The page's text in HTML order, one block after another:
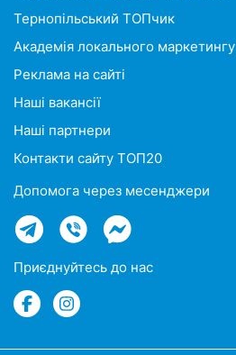
Тернопільський ТОПчик
Академія локального маркетингу
Реклама на сайті
Наші вакансії
Наші партнери
Контакти сайту ТОП20
Допомога через месенджери
Приєднуйтесь до нас